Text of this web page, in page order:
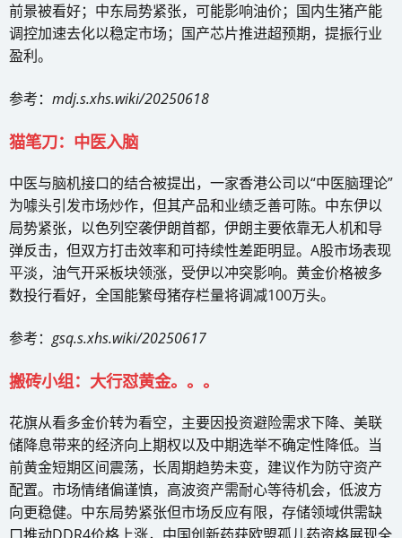
前景被看好；中东局势紧张，可能影响油价；国内生猪产能
调控加速去化以稳定市场；国产芯片推进超预期，提振行业
盈利。
参考： mdj.s.xhs.wiki/20250618
猫笔刀：中医入脑
中医与脑机接口的结合被提出，一家香港公司以“中医脑理论”
为噱头引发市场炒作，但其产品和业绩乏善可陈。中东伊以
局势紧张，以色列空袭伊朗首都，伊朗主要依靠无人机和导
弹反击，但双方打击效率和可持续性差距明显。A股市场表现
平淡，油气开采板块领涨，受伊以冲突影响。黄金价格被多
数投行看好，全国能繁母猪存栏量将调减100万头。
参考： gsq.s.xhs.wiki/20250617
搬砖小组：大行怼黄金。。。
花旗从看多金价转为看空，主要因投资避险需求下降、美联
储降息带来的经济向上期权以及中期选举不确定性降低。当
前黄金短期区间震荡，长周期趋势未变，建议作为防守资产
配置。市场情绪偏谨慎，高波资产需耐心等待机会，低波方
向更稳健。中东局势紧张但市场反应有限，存储领域供需缺